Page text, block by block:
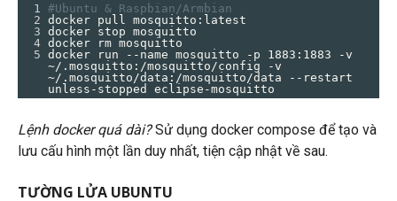
1 #Ubuntu & Raspbian/Armbian
2 docker pull mosquitto:latest
3 docker stop mosquitto
4 docker rm mosquitto
5 docker run --name mosquitto -p 1883:1883 -v
~/.mosquitto:/mosquitto/config -v
~/.mosquitto/data:/mosquitto/data --restart
unless-stopped eclipse-mosquitto
Lệnh docker quá dài?Sử dụng docker compose để tạo và
lưu cấu hình một lần duy nhất, tiện cập nhật về sau.
TƯỜNG LỬA UBUNTU